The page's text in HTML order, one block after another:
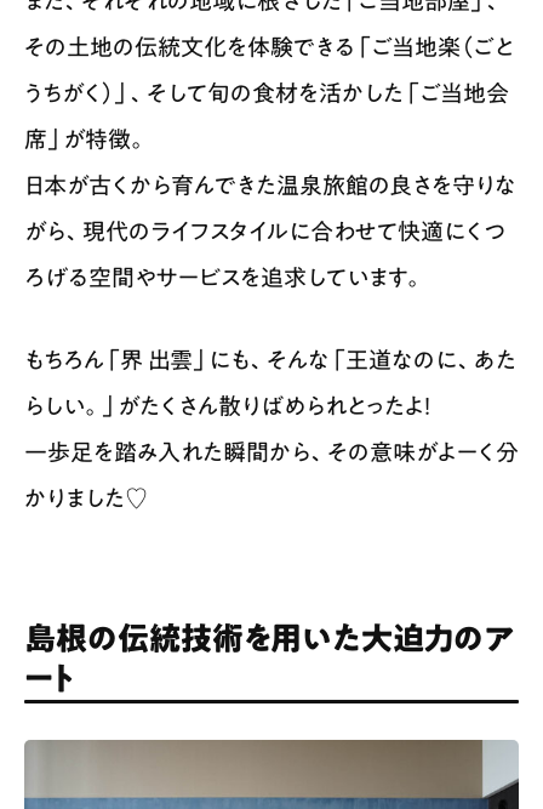
その土地の伝統文化を体験できる「ご当地楽（ごと
うちがく）」、そして旬の食材を活かした「ご当地会
席」が特徴。
日本が古くから育んできた温泉旅館の良さを守りな
がら、現代のライフスタイルに合わせて快適にくつ
ろげる空間やサービスを追求しています。
もちろん「界 出雲」にも、そんな「王道なのに、あた
らしい。」がたくさん散りばめられとったよ！
一歩足を踏み入れた瞬間から、その意味がよーく分
かりました♡
島根の伝統技術を用いた大迫力のア
ート